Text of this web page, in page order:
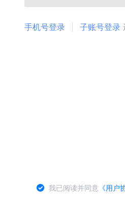
手机号登录 子账号登录
我已阅读并同意 《用户